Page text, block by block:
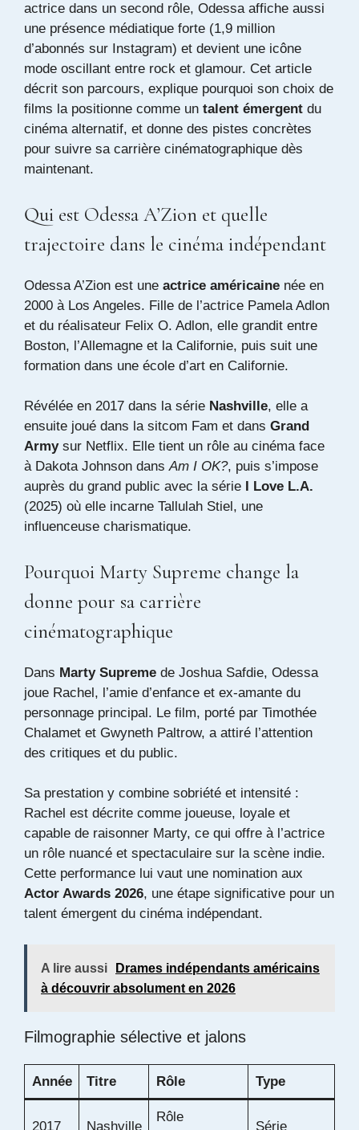
actrice dans un second rôle, Odessa affiche aussi
une présence médiatique forte (1,9 million
d’abonnés sur Instagram) et devient une icône
mode oscillant entre rock et glamour. Cet article
décrit son parcours, explique pourquoi son choix de
films la positionne comme un talent émergent du
cinéma alternatif, et donne des pistes concrètes
pour suivre sa carrière cinématographique dès
maintenant.
Qui est Odessa A’Zion et quelle
trajectoire dans le cinéma indépendant
Odessa A’Zion est une actrice américaine née en
2000 à Los Angeles. Fille de l’actrice Pamela Adlon
et du réalisateur Felix O. Adlon, elle grandit entre
Boston, l’Allemagne et la Californie, puis suit une
formation dans une école d’art en Californie.
Révélée en 2017 dans la série Nashville, elle a
ensuite joué dans la sitcom Fam et dans Grand
Armysur Netflix. Elle tient un rôle au cinéma face
à Dakota Johnson dansAm I OK?, puis s’impose
auprès du grand public avec la série I Love L.A.
(2025) où elle incarne Tallulah Stiel, une
influenceuse charismatique.
Pourquoi Marty Supreme change la
donne pour sa carrière
cinématographique
Dans Marty Supreme de Joshua Safdie, Odessa
joue Rachel, l’amie d’enfance et ex-amante du
personnage principal. Le film, porté par Timothée
Chalamet et Gwyneth Paltrow, a attiré l’attention
des critiques et du public.
Sa prestation y combine sobriété et intensité :
Rachel est décrite comme joueuse, loyale et
capable de raisonner Marty, ce qui offre à l’actrice
un rôle nuancé et spectaculaire sur la scène indie.
Cette performance lui vaut une nomination aux
Actor Awards 2026, une étape significative pour un
talent émergent du cinéma indépendant.
A lire aussi
Drames indépendants américains
à découvrir absolument en 2026
Filmographie sélective et jalons
Année Titre Rôle Type
2017 Nashville
Rôle
Série